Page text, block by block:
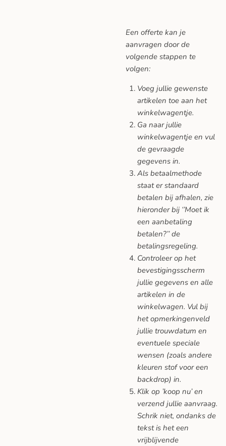
Een offerte kan je
aanvragen door de
volgende stappen te
volgen:
Voeg jullie gewenste
artikelen toe aan het
winkelwagentje.
Ga naar jullie
winkelwagentje en vul
de gevraagde
gegevens in.
Als betaalmethode
staat er standaard
betalen bij afhalen, zie
hieronder bij ‘’Moet ik
een aanbetaling
betalen?’’ de
betalingsregeling.
Controleer op het
bevestigingsscherm
jullie gegevens en alle
artikelen in de
winkelwagen. Vul bij
het opmerkingenveld
jullie trouwdatum en
eventuele speciale
wensen (zoals andere
kleuren stof voor een
backdrop) in.
Klik op ’koop nu’ en
verzend jullie aanvraag.
Schrik niet, ondanks de
tekst is het een
vrijblijvende